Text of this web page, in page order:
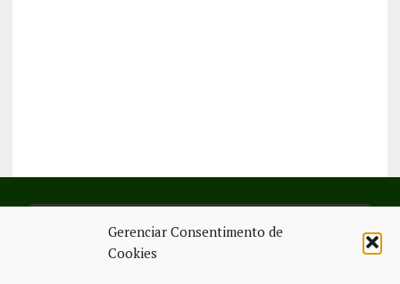
Gerenciar Consentimento de
Cookies
SIGA-NOS NO FACEBOOK